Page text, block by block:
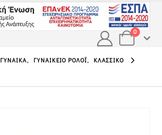
0
ΓΥΝΑΊΚΑ, ΓΥΝΑΙΚΕΊΟ ΡΟΛΌΙ,
ΚΛΑΣΣΙΚΌ